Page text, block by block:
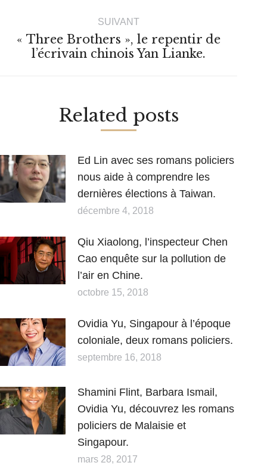
SUIVANT
Article
suivant
« Three Brothers », le repentir de
l’écrivain chinois Yan Lianke.
Related posts
Ed Lin avec ses romans policiers
nous aide à comprendre les
dernières élections à Taiwan.
décembre 4, 2018
Qiu Xiaolong, l’inspecteur Chen
Cao enquête sur la pollution de
l’air en Chine.
octobre 15, 2018
Ovidia Yu, Singapour à l’époque
coloniale, deux romans policiers.
septembre 16, 2018
Shamini Flint, Barbara Ismail,
Ovidia Yu, découvrez les romans
policiers de Malaisie et
Singapour.
mars 28, 2017